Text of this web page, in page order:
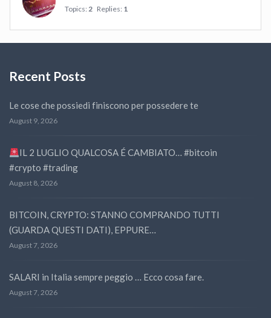
Topics: 2 Replies: 1
Recent Posts
Le cose che possiedi finiscono per possedere te
August 9, 2026
IL 2 LUGLIO QUALCOSA É CAMBIATO… #bitcoin
#crypto #trading
August 8, 2026
BITCOIN, CRYPTO: STANNO COMPRANDO TUTTI
(GUARDA QUESTI DATI), EPPURE…
August 7, 2026
SALARI in Italia sempre peggio … Ecco cosa fare.
August 7, 2026